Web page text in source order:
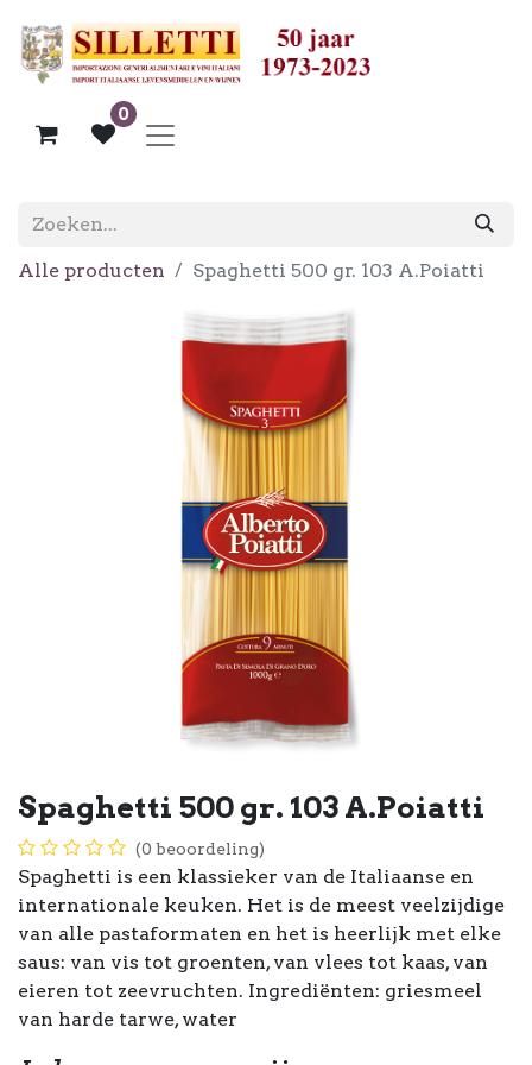
0
Alle producten Spaghetti 500 gr. 103 A.Poiatti
Spaghetti 500 gr. 103 A.Poiatti
(0 beoordeling)
Spaghetti is een klassieker van de Italiaanse en
internationale keuken. Het is de meest veelzijdige
van alle pastaformaten en het is heerlijk met elke
saus: van vis tot groenten, van vlees tot kaas, van
eieren tot zeevruchten. Ingrediënten: griesmeel
van harde tarwe, water